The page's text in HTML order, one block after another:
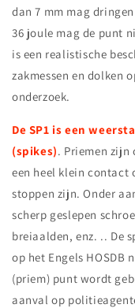
dan 7 mm mag
36 joule mag de punt
is een realistische
zakmessen en dolken
onderzoek.
De SP1 is een
(spikes). Priemen zijn
een heel klein contact
stoppen zijn. Onder
scherp geslepen
breiaalden, enz. .. De
op het Engels HOSDB
(priem) punt wordt
aanval op